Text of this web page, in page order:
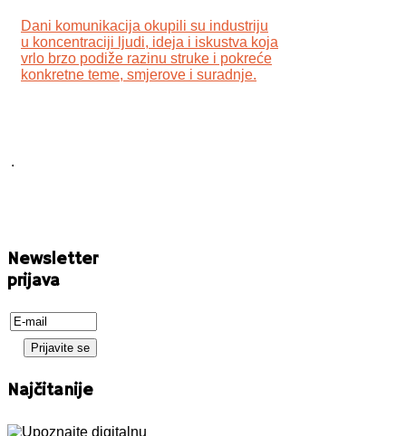
Dani komunikacija okupili su industriju
u koncentraciji ljudi, ideja i iskustva koja
vrlo brzo podiže razinu struke i pokreće
konkretne teme, smjerove i suradnje.
.
Newsletter
prijava
Najčitanije